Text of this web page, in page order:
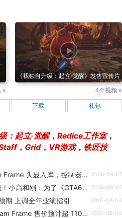
»
《我独自升级：起立·觉醒》发售宣传片
4个视频 »
下载 礼包
：起立·觉醒， Redice工作室，
， Grid ， VR游戏， 铁匠技
累计 22 批：Valve 再迎 Steam Frame 头显入库，控制器演示曝光 2026-08-07
《弹丸论破2×2》跳票原因曝光！小高和刚：为了《GTA6》 2026-08-05
期 上调全年业绩指引 2026-08-03
爆料：Valve 新款 VR 头显 Steam Frame 售价预计超 1100 美元 2026-08-03